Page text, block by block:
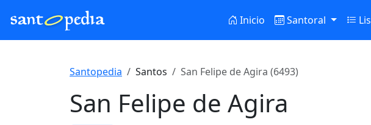
Inicio Santoral
Santopedia Santos San Felipe de Agira (6493)
San Felipe de Agira